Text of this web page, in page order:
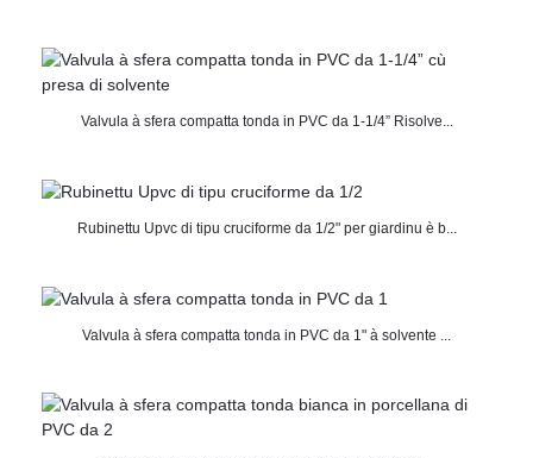
Valvula à sfera compatta tonda in PVC da 1-1/4” Risolve...
Rubinettu Upvc di tipu cruciforme da 1/2" per giardinu è b...
Valvula à sfera compatta tonda in PVC da 1" à solvente ...